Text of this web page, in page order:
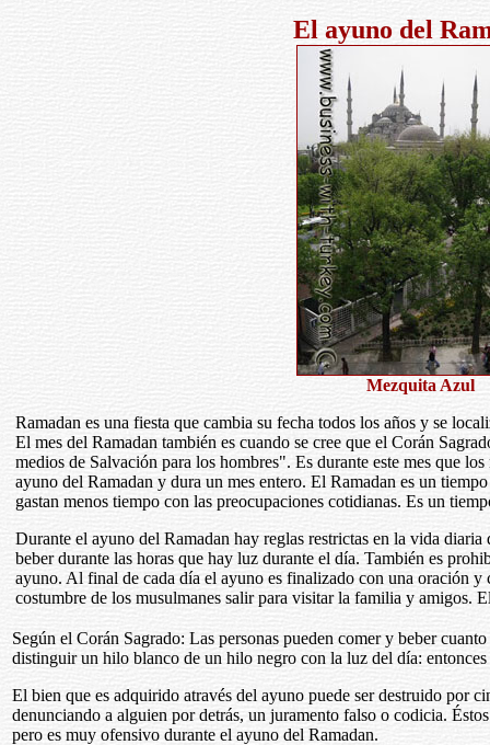
El ayuno del
Mezquita Azul
Ramadan es una fiesta que cambia su fecha todos los años y se
El mes del Ramadan también es cuando se cree que el Corán
medios de Salvación para los hombres". Es durante este mes que
ayuno del Ramadan y dura un mes entero. El Ramadan es un
gastan menos tiempo con las preocupaciones cotidianas. Es un
Durante el ayuno del Ramadan hay reglas restrictas en la vida
beber durante las horas que hay luz durante el día. También es
ayuno. Al final de cada día el ayuno es finalizado con una oración
costumbre de los musulmanes salir para visitar la familia y amigos.
Según el Corán Sagrado: Las personas pueden comer y beber
distinguir un hilo blanco de un hilo negro con la luz del día:
El bien que es adquirido através del ayuno puede ser destruido por
denunciando a alguien por detrás, un juramento falso o codicia.
pero es muy ofensivo durante el ayuno del Ramadan.